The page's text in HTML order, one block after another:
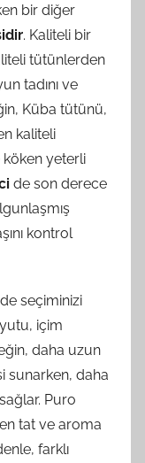
bir diğer
. Kaliteli bir
tütünlerden
tadını ve
Küba tütünü,
kaliteli
yeterli
de son derece
kontrol
de seçiminizi
içim
daha uzun
sunarken, daha
Puro
tat ve aroma
farklı